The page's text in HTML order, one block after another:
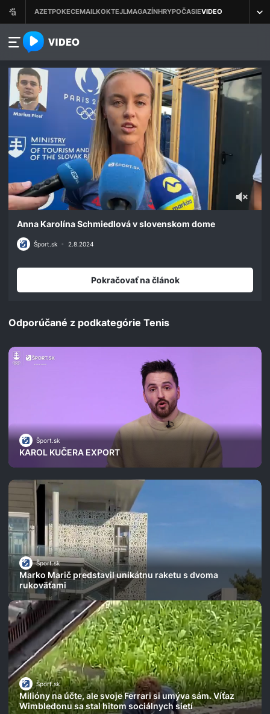
azet.video.sk
seconds
minutes,
seconds
Anna Karolína Schmiedlová v slovenskom dome
Šport.sk • 2.8.2024
Pokračovať na článok
Odporúčané z podkategórie Tenis
Šport.sk
KAROL KUČERA EXPORT
Šport.sk
Marko Marič predstavil unikátnu raketu s dvoma
rukoväťami
Šport.sk
Milióny na účte, ale svoje Ferrari si umýva sám. Víťaz
Wimbledonu sa stal hitom sociálnych sietí